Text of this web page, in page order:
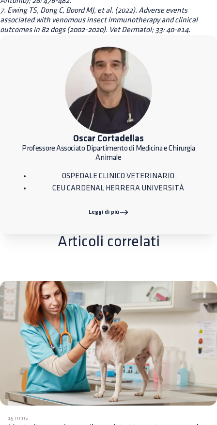
7. Ewing TS, Dong C, Boord MJ, et al. (2022). Adverse events
associated with venomous insect immunotherapy and clinical
outcomes in 82 dogs (2002-2020). Vet Dermatol; 33: 40-e14.
Oscar Cortadellas
Professore Associato Dipartimento di Medicina e Chirurgia
Animale
OSPEDALE CLINICO VETERINARIO
CEU CARDENAL HERRERA UNIVERSITÀ
Leggi di più
Articoli correlati
15 mins